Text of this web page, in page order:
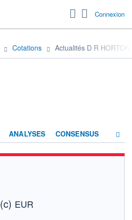
Connexion
Cotations Actualités D R HORTON
ANALYSES CONSENSUS
ACTIONNAIRES
(c) EUR